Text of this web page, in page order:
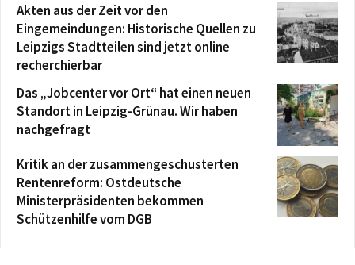
Akten aus der Zeit vor den
Eingemeindungen: Historische Quellen zu
Leipzigs Stadtteilen sind jetzt online
recherchierbar
Das „Jobcenter vor Ort“ hat einen neuen
Standort in Leipzig-Grünau. Wir haben
nachgefragt
Kritik an der zusammengeschusterten
Rentenreform: Ostdeutsche
Ministerpräsidenten bekommen
Schützenhilfe vom DGB